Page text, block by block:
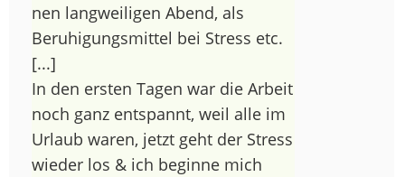
nen langweiligen Abend, als
Beruhigungsmittel bei Stress etc.
[...]
In den ersten Tagen war die Arbeit
noch ganz entspannt, weil alle im
Urlaub waren, jetzt geht der Stress
wieder los & ich beginne mich